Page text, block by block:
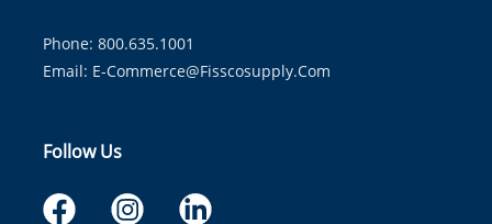
Phone: 800.635.1001
Email: E-Commerce@fisscosupply.com
Follow Us